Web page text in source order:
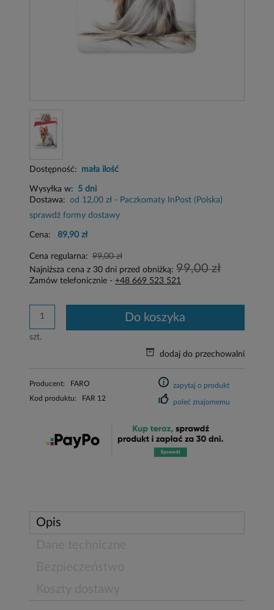
Dostępność: mała ilość
Wysyłka w:
5 dni
Dostawa: od 12,00 zł - Paczkomaty InPost (Polska)
sprawdź formy dostawy
Cena: 89,90 zł
Cena regularna: 99,00 zł
Najniższa cena z 30 dni przed obniżką: 99,00 zł
Zamów telefonicznie - +48 669 523 521
szt.
do koszyka
dodaj do przechowalni
Producent:
FARO
Kod produktu:
FAR 12
zapytaj o produkt
poleć znajomemu
Opis